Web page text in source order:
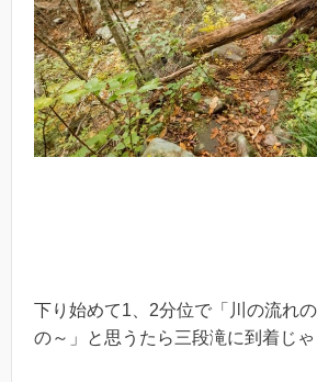
下り始めて1、2分位で「川の流れ
の～」と思うたら三段滝に到着じゃ